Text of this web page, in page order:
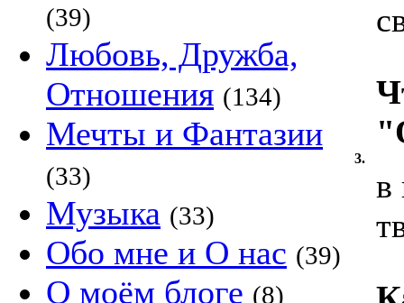
(39)
Любовь, Дружба,
Отношения (134)
Мечты и Фантазии
(33)
Музыка (33)
Обо мне и О нас (39)
О моём блоге (8)
3.
в